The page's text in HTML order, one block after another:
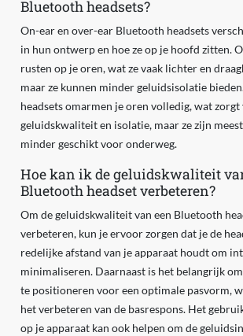
Bluetooth headsets?
On-ear en over-ear Bluetooth headsets
in hun ontwerp en hoe ze op je hoofd zitten.
rusten op je oren, wat ze vaak lichter en
maar ze kunnen minder geluidsisolatie
headsets omarmen je oren volledig, wat
geluidskwaliteit en isolatie, maar ze zijn
minder geschikt voor onderweg.
Hoe kan ik de geluidskwaliteit
Bluetooth headset verbeteren?
Om de geluidskwaliteit van een Bluetooth
verbeteren, kun je ervoor zorgen dat je de
redelijke afstand van je apparaat houdt om
minimaliseren. Daarnaast is het belangrijk
te positioneren voor een optimale pasvorm,
het verbeteren van de basrespons. Het
op je apparaat kan ook helpen om de